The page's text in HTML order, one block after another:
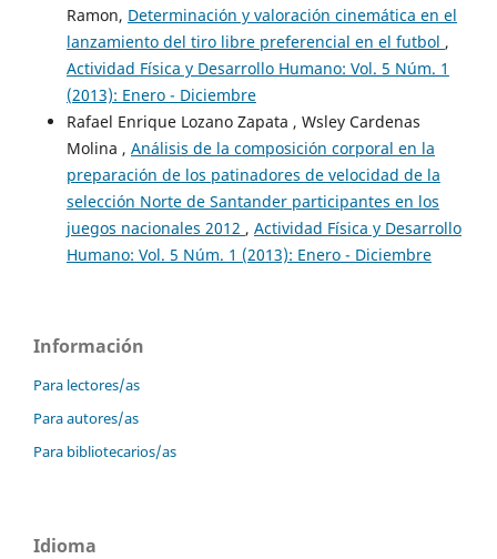
Ramon, Determinación y valoración cinemática en el
lanzamiento del tiro libre preferencial en el futbol ,
Actividad Física y Desarrollo Humano: Vol. 5 Núm. 1
(2013): Enero - Diciembre
Rafael Enrique Lozano Zapata , Wsley Cardenas
Molina , Análisis de la composición corporal en la
preparación de los patinadores de velocidad de la
selección Norte de Santander participantes en los
juegos nacionales 2012 , Actividad Física y Desarrollo
Humano: Vol. 5 Núm. 1 (2013): Enero - Diciembre
Información
Para lectores/as
Para autores/as
Para bibliotecarios/as
Idioma